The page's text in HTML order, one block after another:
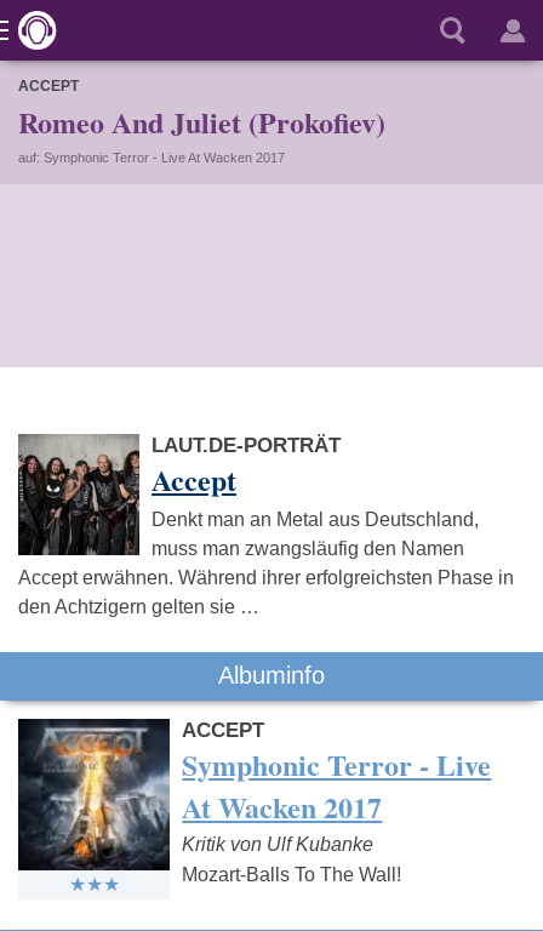
ACCEPT
Romeo And Juliet (Prokofiev)
auf: Symphonic Terror - Live At Wacken 2017
LAUT.DE-PORTRÄT
Accept
Denkt man an Metal aus Deutschland,
muss man zwangsläufig den Namen
Accept erwähnen. Während ihrer erfolgreichsten Phase in
den Achtzigern gelten sie …
Albuminfo
ACCEPT
Symphonic Terror - Live
At Wacken 2017
Kritik von Ulf Kubanke
Mozart-Balls To The Wall!